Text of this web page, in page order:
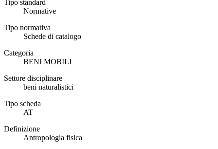
Tipo standard
Normative
Tipo normativa
Schede di catalogo
Categoria
BENI MOBILI
Settore disciplinare
beni naturalistici
Tipo scheda
AT
Definizione
Antropologia fisica